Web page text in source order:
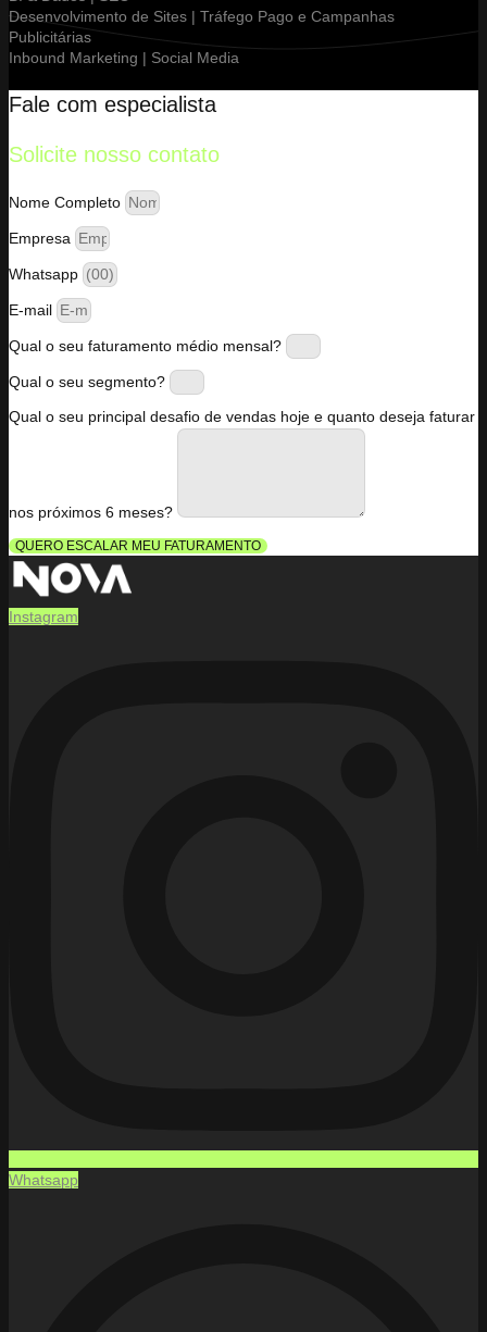
Desenvolvimento de Sites | Tráfego Pago e Campanhas
Publicitárias
Inbound Marketing | Social Media
Fale com especialista
Solicite nosso contato
Nome Completo
Empresa
Whatsapp
E-mail
Qual o seu faturamento médio mensal?
Qual o seu segmento?
Qual o seu principal desafio de vendas hoje e quanto deseja faturar
nos próximos 6 meses?
QUERO ESCALAR MEU FATURAMENTO
Instagram
Whatsapp